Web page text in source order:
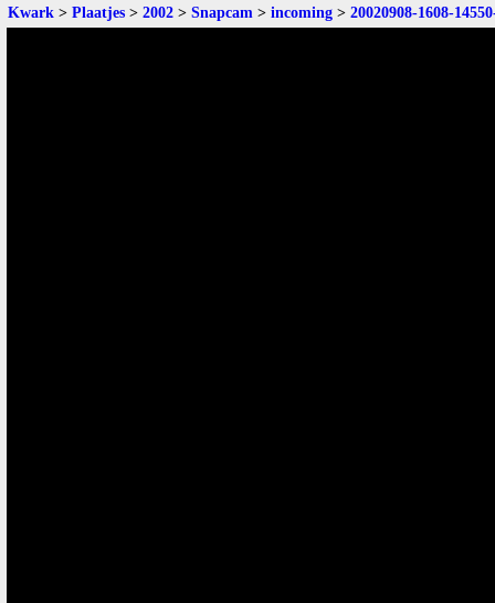
Kwark > Plaatjes > 2002 > Snapcam > incoming > 20020908-1608-